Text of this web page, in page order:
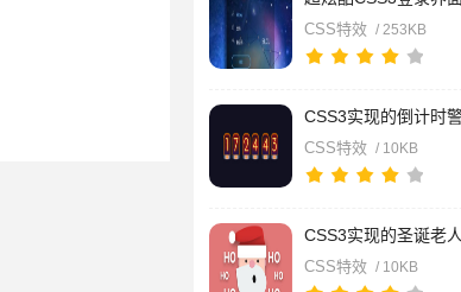
CSS特效 / 253KB
CSS特效 / 10KB
CSS特效 / 10KB